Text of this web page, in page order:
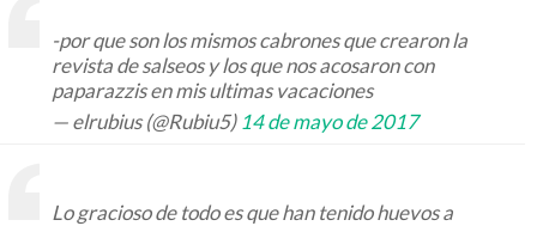
-por que son los mismos cabrones que crearon la
revista de salseos y los que nos acosaron con
paparazzis en mis ultimas vacaciones
— elrubius (@Rubiu5) 14 de mayo de 2017
Lo gracioso de todo es que han tenido huevos a